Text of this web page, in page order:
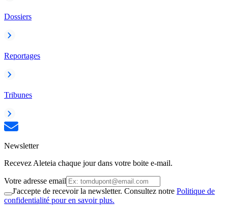
Dossiers
Reportages
Tribunes
Newsletter
Recevez Aleteia chaque jour dans votre boite e-mail.
Votre adresse email
J'accepte de recevoir la newsletter. Consultez notre Politique de
confidentialité pour en savoir plus.